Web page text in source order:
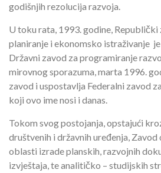
godišnjih rezolucija razvoja.
U toku rata, 1993. godine, Republički
planiranje i ekonomsko istraživanje
Državni zavod za programiranje
mirovnog sporazuma, marta 1996.
zavod i uspostavlja Federalni zavod
koji ovo ime nosi i danas.
Tokom svog postojanja, opstajući
društvenih i državnih uređenja, Zavod
oblasti izrade planskih, razvojnih
izvještaja, te analitičko – studijskih